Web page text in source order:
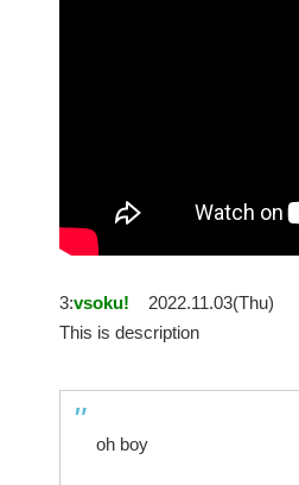
3:vsoku!
2022.11.03(Thu)
This is description
oh boy